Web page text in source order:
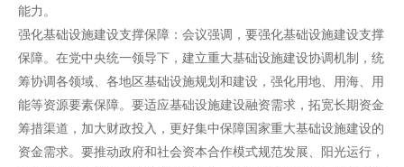
能力。
强化基础设施建设支撑保障：会议强调，要强化基础设施建设支撑
保障。在党中央统一领导下，建立重大基础设施建设协调机制，统
筹协调各领域、各地区基础设施规划和建设，强化用地、用海、用
能等资源要素保障。要适应基础设施建设融资需求，拓宽长期资金
筹措渠道，加大财政投入，更好集中保障国家重大基础设施建设的
资金需求。要推动政府和社会资本合作模式规范发展、阳光运行，